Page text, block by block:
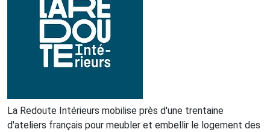
La Redoute Intérieurs mobilise près d'une trentaine
d'ateliers français pour meubler et embellir le logement des